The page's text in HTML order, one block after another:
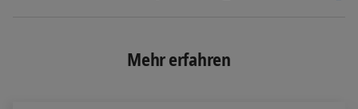
e
d
o
l
Mehr erfahren